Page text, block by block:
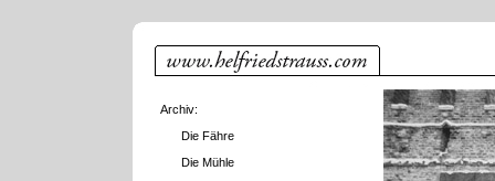
Archiv:
Die Fähre
Die Mühle